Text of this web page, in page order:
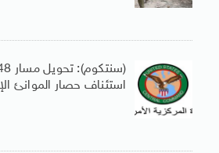
استئناف حصار الموانئ